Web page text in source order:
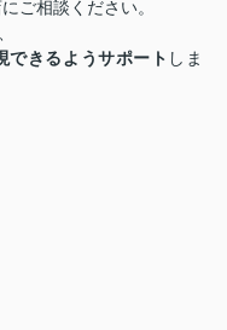
ご相談ください。
できるようサポート しま